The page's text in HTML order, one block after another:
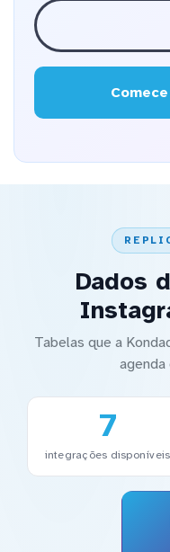
Dados
Tabelas que a
agenda
7
integrações disponíveis